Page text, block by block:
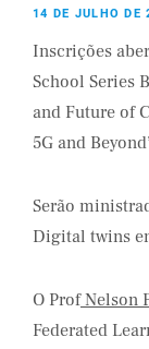
14 DE JULHO DE
Inscrições
School Series
and Future of
5G and
Serão
Digital twins
O ProfNelson
Federated